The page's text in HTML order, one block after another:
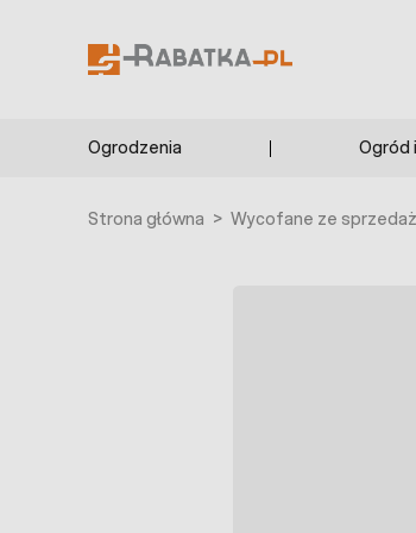
Ogrodzenia Ogród
Strona główna > Wycofane ze